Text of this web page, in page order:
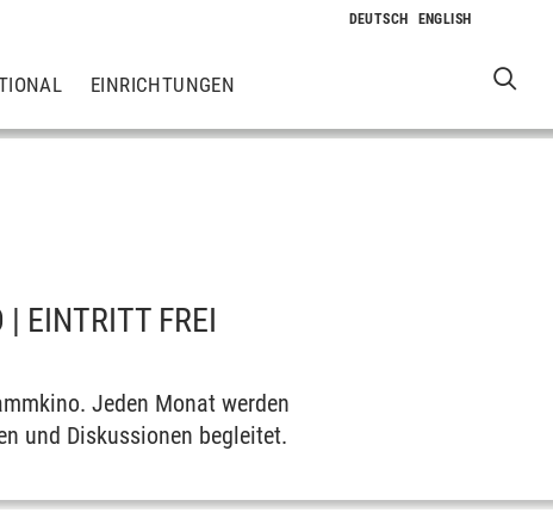
EINRICHTUNGEN
EINTRITT FREI
Jeden Monat werden
und Diskussionen begleitet.